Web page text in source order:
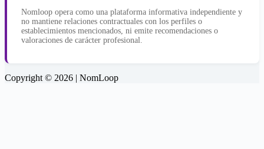
Nomloop opera como una plataforma informativa independiente y
no mantiene relaciones contractuales con los perfiles o
establecimientos mencionados, ni emite recomendaciones o
valoraciones de carácter profesional.
Copyright © 2026 | NomLoop